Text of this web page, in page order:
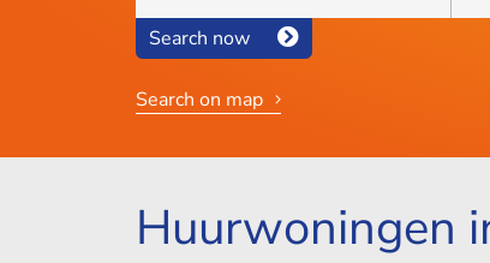
Search now
Search on map
Huurwoningen